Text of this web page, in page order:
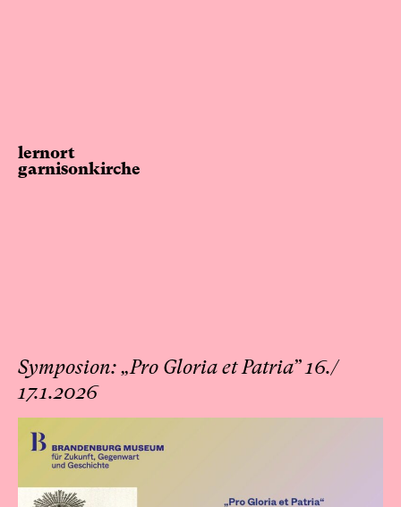
lernort
garnisonkirche
Symposion: „Pro Gloria et Patria” 16./
17.1.2026